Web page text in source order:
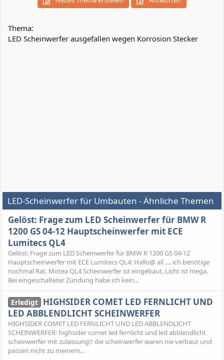
Thema:
LED Scheinwerfer ausgefallen wegen Korrosion Stecker
LED-Scheinwerfer für Umbauten - Ähnliche Themen
Gelöst: Frage zum LED Scheinwerfer für BMW R
1200 GS 04-12 Hauptscheinwerfer mit ECE
Lumitecs QL4
Gelöst: Frage zum LED Scheinwerfer für BMW R 1200 GS 04-12
Hauptscheinwerfer mit ECE Lumitecs QL4: Hallo@ all .... ich benötige
nochmal Rat. Motea QL4 Scheinwerfer ist eingebaut. Licht ist mega.
Bei eingeschalteter Zündung habe ich kein...
Erledigt HIGHSIDER COMET LED FERNLICHT UND
LED ABBLENDLICHT SCHEINWERFER
HIGHSIDER COMET LED FERNLICHT UND LED ABBLENDLICHT
SCHEINWERFER: highsider comet led fernlicht und led abblendlicht
scheinwerfer mit zulassung!! die scheinwerfer waren nie verbaut und
passen nicht zu meinem...